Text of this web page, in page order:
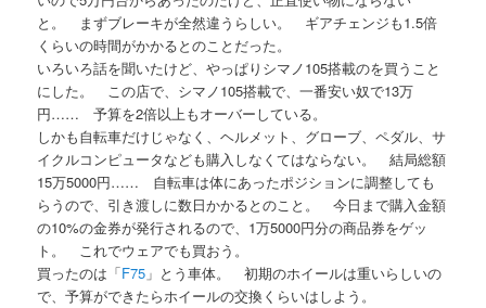
と。 まずブレーキが全然違うらしい。 ギアチェンジも1.5倍
くらいの時間がかかるとのことだった。
いろいろ話を聞いたけど、やっぱりシマノ105搭載のを買うこと
にした。 この店で、シマノ105搭載で、一番安い奴で13万
円…… 予算を2倍以上もオーバーしている。
しかも自転車だけじゃなく、ヘルメット、グローブ、ペダル、サ
イクルコンピュータなども購入しなくてはならない。 結局総額
15万5000円…… 自転車は体にあったポジションに調整しても
らうので、引き渡しに数日かかるとのこと。 今日まで購入金額
の10%の金券が発行されるので、1万5000円分の商品券をゲッ
ト。 これでウェアでも買おう。
買ったのは「F75 」とう車体。 初期のホイールは重いらしいの
で、予算ができたらホイールの交換くらいはしよう。